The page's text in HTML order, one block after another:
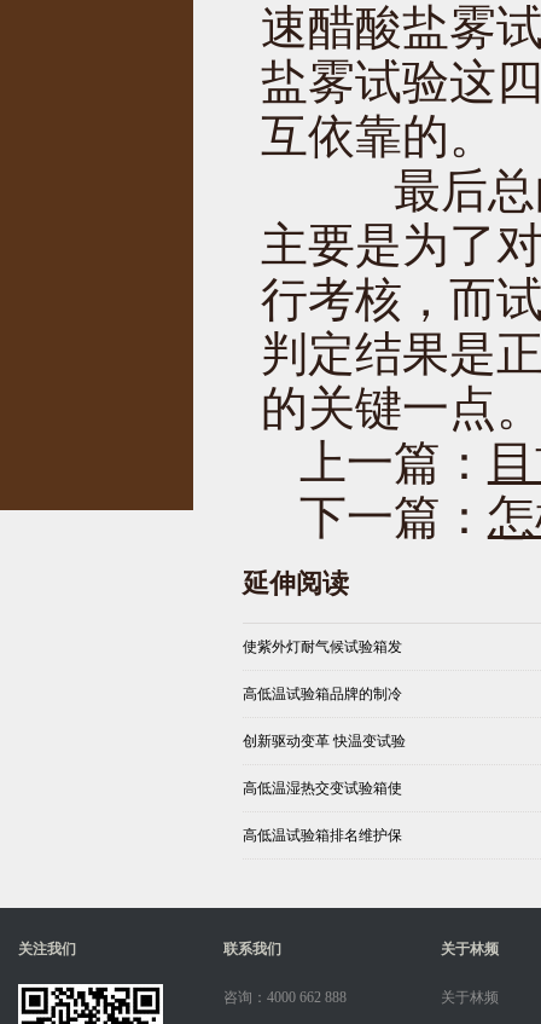
速醋酸盐雾
盐雾试验这
互依靠的。
最后总的
主要是为了
行考核，而
判定结果是
的关键一点
上一篇：
下一篇：
延伸阅读
使紫外灯耐气候试验箱发
高低温试验箱品牌的制冷
创新驱动变革 快温变试验
高低温湿热交变试验箱使
高低温试验箱排名维护保
关注我们 联系我们
咨询：4000 662 888
关于林频
关于林频